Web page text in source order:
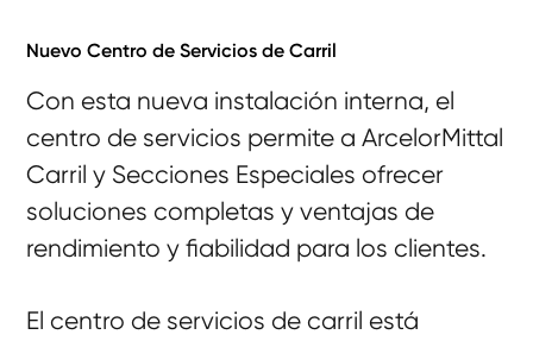
Nuevo Centro de Servicios de Carril
Con esta nueva instalación interna, el
centro de servicios permite a ArcelorMittal
Carril y Secciones Especiales ofrecer
soluciones completas y ventajas de
rendimiento y fiabilidad para los clientes.
El centro de servicios de carril está